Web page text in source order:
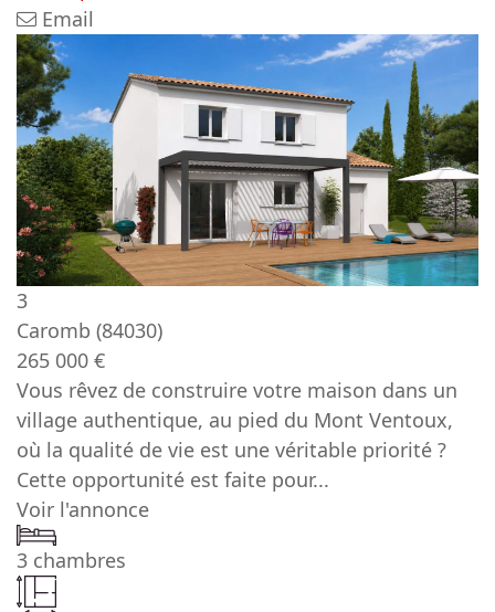
Email
3
Caromb (84030)
265 000 €
Vous rêvez de construire votre maison dans un
village authentique, au pied du Mont Ventoux,
où la qualité de vie est une véritable priorité ?
Cette opportunité est faite pour...
Voir l'annonce
3 chambres